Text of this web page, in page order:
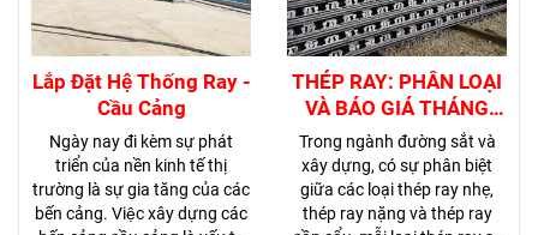
trên thép cũng đòi hỏi phải
được loại trừ để tránh nguy
cơ phá hoại đường ray.
Lắp Đặt Hệ Thống Ray -
Cầu Cảng
Ngày nay đi kèm sự phát
triển của nền kinh tế thị
trường là sự gia tăng của các
bến cảng. Việc xây dựng các
THÉP RAY: PHÂN LOẠI
VÀ BÁO GIÁ THÁNG
06/2025
Trong ngành đường sắt và
xây dựng, có sự phân biệt
giữa các loại thép ray nhẹ,
thép ray nặng và thép ray